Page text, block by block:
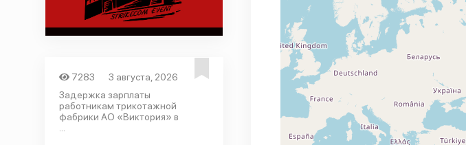
7283
3 августа, 2026
Задержка зарплаты
работникам трикотажной
фабрики АО «Виктория» в